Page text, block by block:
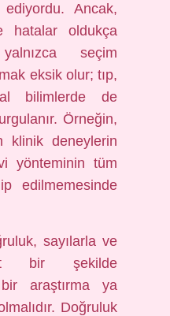
Ancak,
hatalar oldukça
seçim
eksik olur; tıp,
bilimlerde de
Örneğin,
klinik deneylerin
yönteminin tüm
edilmemesinde
sayılarla ve
bir şekilde
araştırma ya
Doğruluk